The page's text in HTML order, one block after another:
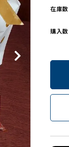
在庫数
購入数